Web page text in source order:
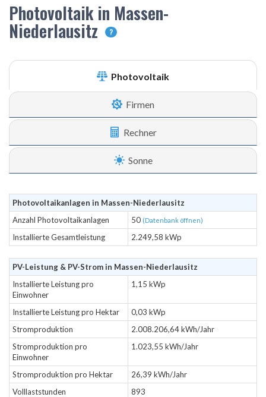
Photovoltaik in Massen-
Niederlausitz ?
Photovoltaik
Firmen
Rechner
Sonne
Photovoltaikanlagen in Massen-Niederlausitz
Anzahl Photovoltaikanlagen
50 (Datenbank öffnen)
Installierte Gesamtleistung 2.249,58 kWp
PV-Leistung & PV-Strom in Massen-Niederlausitz
Installierte Leistung pro
Einwohner
1,15 kWp
Installierte Leistung pro Hektar
0,03 kWp
Stromproduktion
2.008.206,64 kWh/Jahr
Stromproduktion pro
Einwohner
1.023,55 kWh/Jahr
Stromproduktion pro Hektar
26,39 kWh/Jahr
Volllaststunden
893